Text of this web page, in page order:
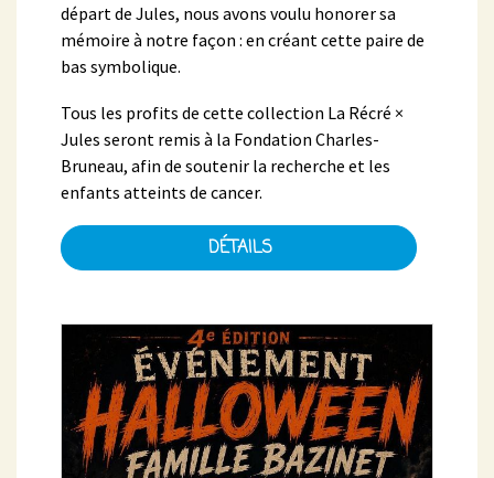
départ de Jules, nous avons voulu honorer sa
mémoire à notre façon : en créant cette paire de
bas symbolique.
Tous les profits de cette collection La Récré ×
Jules seront remis à la Fondation Charles-
Bruneau, afin de soutenir la recherche et les
enfants atteints de cancer.
DÉTAILS